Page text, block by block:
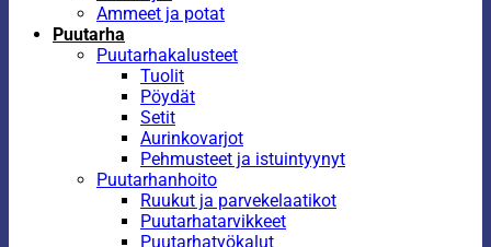
Ammeet ja potat
Puutarha
Puutarhakalusteet
Tuolit
Pöydät
Setit
Aurinkovarjot
Pehmusteet ja istuintyynyt
Puutarhanhoito
Ruukut ja parvekelaatikot
Puutarhatarvikkeet
Puutarhatyökalut